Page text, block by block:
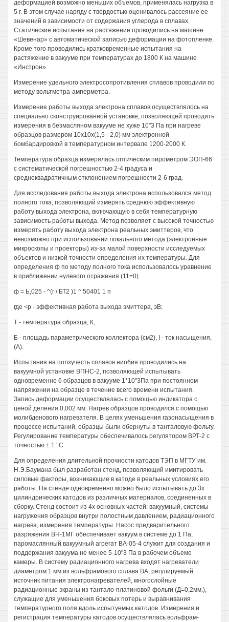
деформацией возможно меньших объемов, применялась нагрузка в
5 г. В этом случае наряду с твердостью оценивалось рассеяние ее
значений в зависимости от содержания углерода в сплавах.
Статические испытания на растяжение проводились на машине
«Шевенар» с автоматической записью деформации на фотопленке.
Кроме того проводились кратковременные испытания на
растяжение в вакууме при температурах до 1800 К на машине
«Инстрон».
Измерение удельного электросопротивления сплавов проводили по
методу вольтметра-амперметра.
Измерение работы выхода электрона сплавов осуществлялось на
специально сконструированной установке, позволяющей проводить
измерения в безмасляном вакууме не хуже 10"3 Па при нагреве
образцов размером 10х10х(1,5 - 2,0) мм электронной
бомбардировкой в температурном интервале 1200-2000 К.
Температура образца измерялась оптическим пирометром ЭОП-66
с систематической погрешностью 2-4 градуса и
среднеквадратичным отклонением погрешности 2-6 град.
Для исследования работы выхода электрона использовался метод
полного тока, позволяющий измерять среднюю эффективную
работу выхода электрона, включающую в себя температурную
зависимость работы выхода. Метод позволяет с высокой точностью
измерять работу выхода электрона реальных эмиттеров, что
невозможно при использовании локального метода (электронные
микроскопы и проекторы) из-за малой поверхности исследуемых
объектов и низкой точности определения их температуры. Для
определения ф по методу полного тока использовалось уравнение
в приближении нулевого отражения (11=0).
ф = Ь,025 - ^(г / БТ2 )1 ^ 50401 1 п
где <р - эффективная работа выхода эмиттера, эВ;
Т - температура образца, К;
Б - площадь параметрического коллектора (см2), I - ток насыщения,
(А).
Испытания на ползучесть сплавов ниобия проводились на
вакуумной установке ВПНС-2, позволяющей испытывать
одновременно 6 образцов в вакууме 1*10"3Па при постоянном
напряжении на образце в течение всего времени испытания.
Запись деформации осуществлялась с помощью индикатора с
ценой деления 0,002 мм. Нагрев образцов проводился с помощью
молибденового нагревателя. В целях уменьшения газонасыщения в
процессе испытаний, образцы были обернуты в танталовую фольгу.
Регулирование температуры обеспечивалось регулятором ВРТ-2 с
точностью ± 1 °С.
Для определения длительной прочности катодов ТЭП в МГТУ им.
Н.Э.Баумана был разработан стенд, позволяющий имитировать
силовые факторы, возникающие в катоде в реальных условиях его
работы. На стенде одновременно можно было испытывать до 3х
цилиндрических катодов из различных материалов, соединенных в
сборку. Стенд состоит из 4х основных частей: вакуумный, системы
нагружения образцов внутри полостным давлением, радиационного
нагрева, измерения температуры. Насос предварительного
разряжения ВН-1МГ обеспечивает вакуум в системе до 1 Па,
паромаслянный вакуумный агрегат ВА-05-4 служит для создания и
поддержания вакуума не менее 5-10"3 Па в рабочем объеме
камеры. В систему радиационного нагрева входят нагреватели
диаметром 1 мм из вольфрамового сплава ВА, регулируемый
источник питания электронагревателей, многослойные
радиационные экраны из тантало-платиновой фольги (Д=0,2мм.),
служащие для уменьшения боковых потерь и выравнивания
температурного поля вдоль испытуемых катодов. Измерения и
регистрация температуры катодов осуществлялась вольфрам-